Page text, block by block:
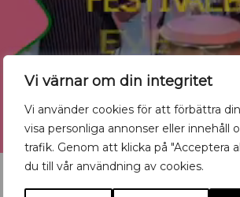
Vi värnar om din integritet
Vi använder cookies för att förbättra
visa personliga annonser eller innehåll
trafik. Genom att klicka på "Acceptera
du till vår användning av cookies.